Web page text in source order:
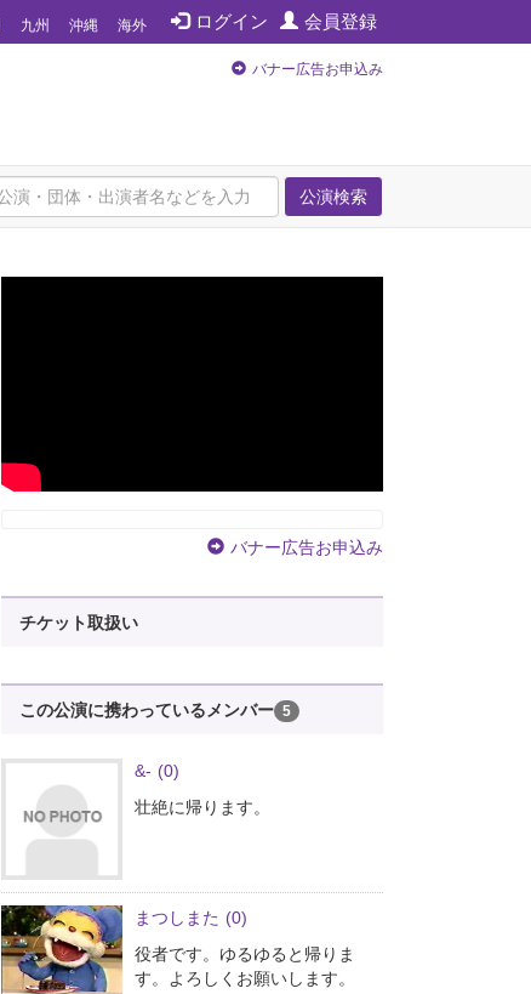
ログイン 会員登録
九州 沖縄 海外
バナー広告お申込み
公演検索
バナー広告お申込み
チケット取扱い
この公演に携わっているメンバー 5
&- (0)
壮絶に帰ります。
まつしまた (0)
役者です。ゆるゆると帰りま
す。よろしくお願いします。